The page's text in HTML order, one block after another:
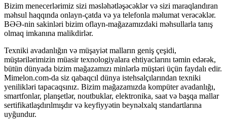
Bizim menecerlərimiz sizi məsləhətləşəcəklər və sizi maraqlandıran
məhsul haqqında onlayn-çatda və ya telefonla məlumat verəcəklər.
BƏƏ-nin sakinləri bizim oflayn-mağazamızdaki məhsullarla tanış
olmaq imkanına malikdirlər.
Texniki avadanlığın və müşayiət malların geniş çeşidi,
müştərilərimizin müasir texnologiyalara ehtiyaclarını təmin edərək,
bütün dünyada bizim mağazamızı minlərlə müştəri üçün faydalı edir.
Mimelon.com-da siz qabaqcıl dünya istehsalçılarından texniki
yenilikləri tapacaqsınız. Bizim mağazamızda kompüter avadanlığı,
smartfonlar, planşetlər, noutbuklar, elektronika, saat və başqa mallar
sertifikatlaşdırılmışdır və keyfiyyətin beynəlxalq standartlarına
uyğundur.